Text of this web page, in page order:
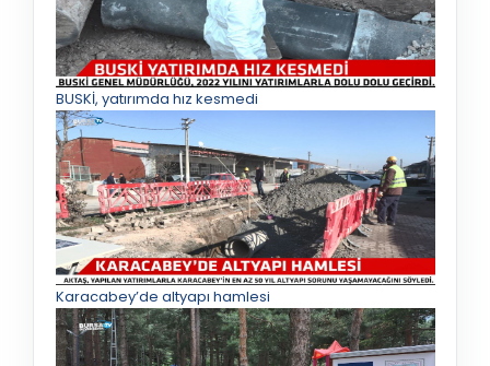
BUSKİ, yatırımda hız kesmedi
Karacabey’de altyapı hamlesi